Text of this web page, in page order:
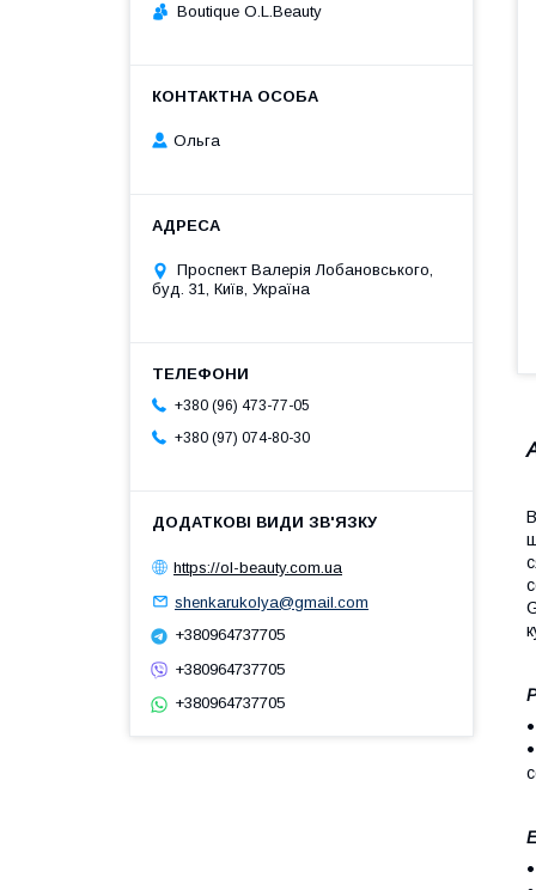
Boutique O.L.Beauty
Ольга
Проспект Валерія Лобановського,
буд. 31, Київ, Україна
+380 (96) 473-77-05
+380 (97) 074-80-30
https://ol-beauty.com.ua
shenkarukolya@gmail.com
+380964737705
+380964737705
+380964737705